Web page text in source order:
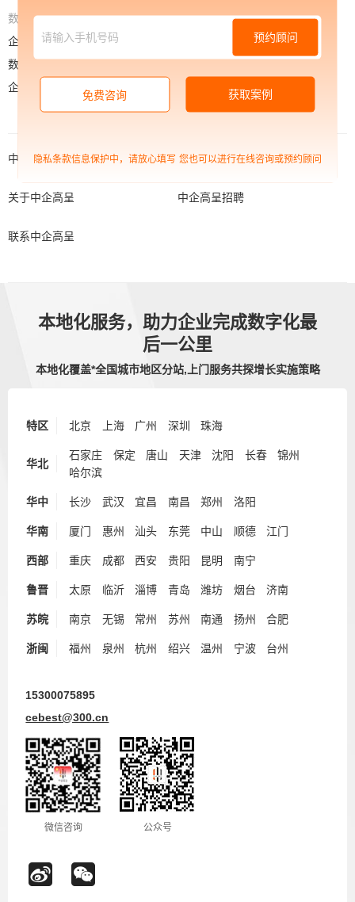
数字化管理
企业定制平台
数字化运营
企业数字化
中企高呈官网首页 中企高呈案例
关于中企高呈 中企高呈招聘
联系中企高呈
本地化服务，助力企业完成数字化最
后一公里
本地化覆盖*全国城市地区分站,上门服务共探增长实施策略
特区 北京 上海 广州 深圳 珠海
华北
石家庄 保定 唐山 天津 沈阳 长春
锦州
哈尔滨
华中 长沙 武汉 宜昌 南昌 郑州 洛阳
华南 厦门 惠州 汕头 东莞 中山 顺德 江门
西部 重庆 成都 西安 贵阳 昆明 南宁
鲁晋 太原 临沂 淄博 青岛 潍坊 烟台 济南
苏皖 南京 无锡 常州 苏州 南通 扬州 合肥
浙闽 福州 泉州 杭州 绍兴 温州 宁波 台州
15300075895
cebest@300.cn
微信咨询 公众号
预约顾问
免费咨询 获取案例
隐私条款信息保护中，请放心填写 您也可以进行在线咨询或预约顾问